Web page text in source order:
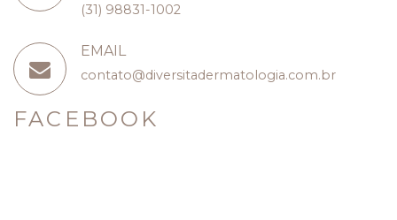
(31) 98831-1002
EMAIL
contato@diversitadermatologia.com.br
FACEBOOK